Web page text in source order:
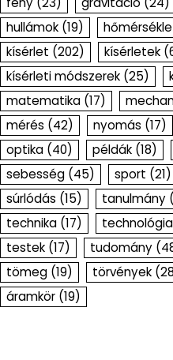
hullámok (19)
kísérlet (202) kísérletek
kísérleti módszerek (25)
matematika (17)
mérés (42) nyomás (17)
optika (40) példák (18)
sebesség (45) sport (21)
súrlódás (15) tanulmány
technika (17) technológia
testek (17) tudomány
tömeg (19) törvények
áramkör (19)